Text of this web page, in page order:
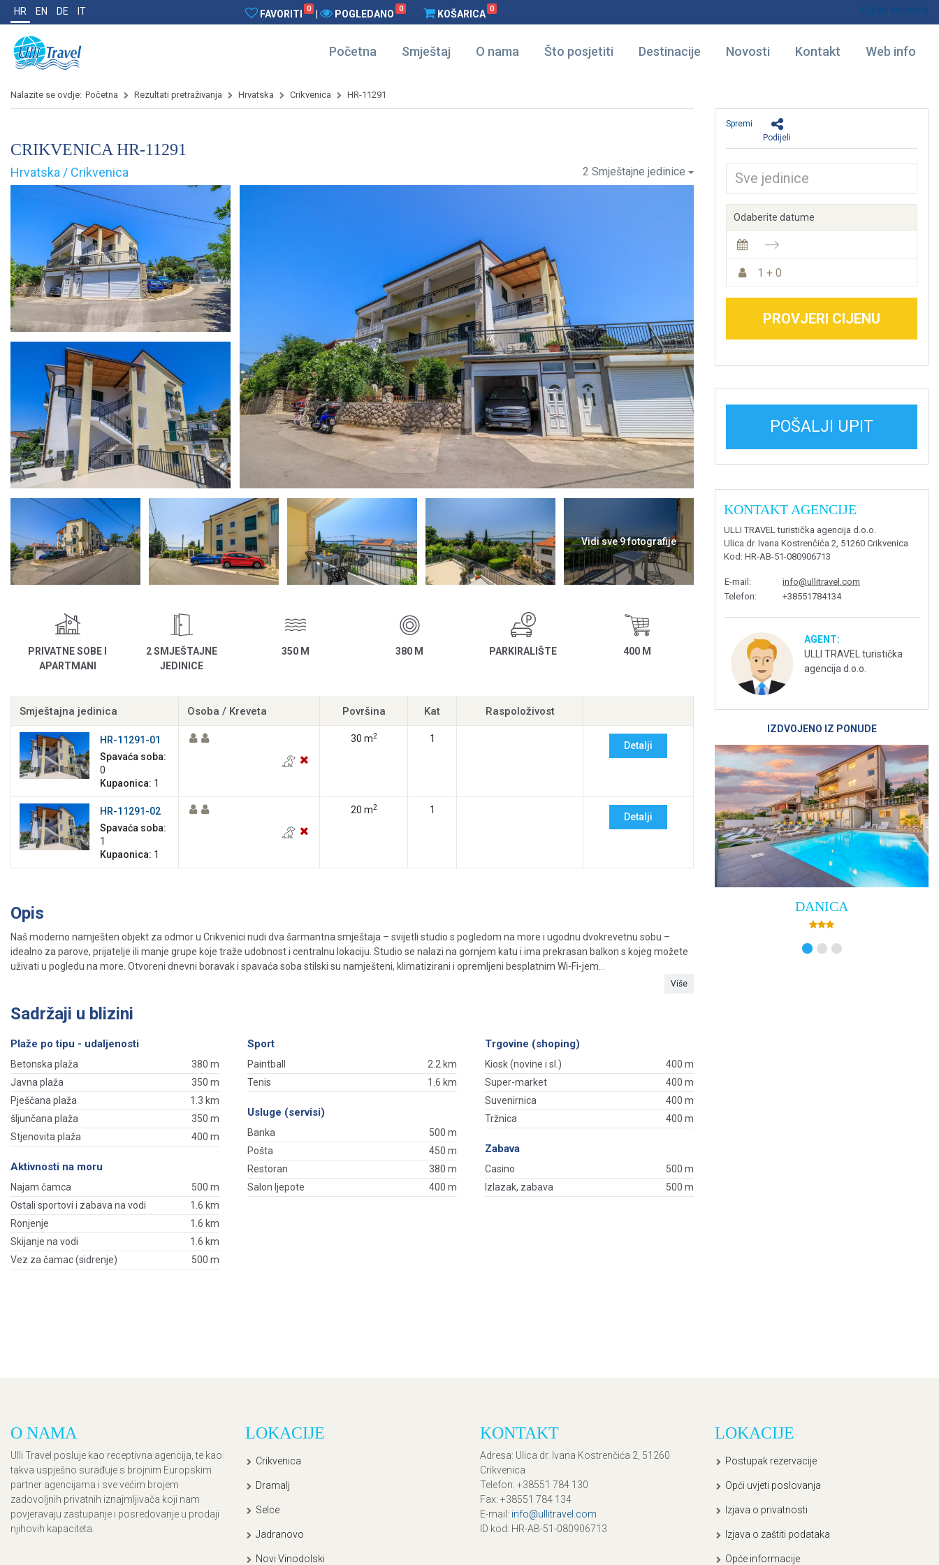
HR EN DE IT FAVORITI 0 POGLEDANO 0 KOŠARICA 0 Oglasi smještaj
Početna Smještaj O nama Što posjetiti Destinacije Novosti Kontakt Web info
Nalazite se ovdje: Početna Rezultati pretraživanja Hrvatska Crikvenica HR-11291
CRIKVENICA HR-11291
Hrvatska / Crikvenica 2 Smještajne jedinice
Vidi sve 9 fotografije
PRIVATNE SOBE I
APARTMANI
2 SMJEŠTAJNE
JEDINICE
350 M 380 M PARKIRALIŠTE 400 M
Smještajna jedinica Osoba / Kreveta Površina Kat Raspoloživost
HR-11291-01
Spavaća soba:
0
Kupaonica: 1
30 m2 1
Detalji
HR-11291-02
Spavaća soba:
1
Kupaonica: 1
20 m2 1
Detalji
Opis
Naš moderno namješten objekt za odmor u Crikvenici nudi dva šarmantna smještaja – svijetli studio s pogledom na more i ugodnu dvokrevetnu sobu –
idealno za parove, prijatelje ili manje grupe koje traže udobnost i centralnu lokaciju. Studio se nalazi na gornjem katu i ima prekrasan balkon s kojeg možete
uživati ​​u pogledu na more. Otvoreni dnevni boravak i spavaća soba stilski su namješteni, klimatizirani i opremljeni besplatnim Wi-Fi-jem...
Više
Sadržaji u blizini
Plaže po tipu - udaljenosti
Betonska plaža
380 m
Javna plaža
350 m
Pješčana plaža
1.3 km
šljunčana plaža
350 m
Stjenovita plaža
400 m
Aktivnosti na moru
Najam čamca
500 m
Ostali sportovi i zabava na vodi
1.6 km
Ronjenje
1.6 km
Skijanje na vodi
1.6 km
Vez za čamac (sidrenje)
500 m
Sport
Paintball
2.2 km
Tenis
1.6 km
Usluge (servisi)
Banka
500 m
Pošta
450 m
Restoran
380 m
Salon ljepote
400 m
Trgovine (shoping)
Kiosk (novine i sl.)
400 m
Super-market
400 m
Suvenirnica
400 m
Tržnica
400 m
Zabava
Casino
500 m
Izlazak, zabava
500 m
Podijeli
Spremi
Odaberite datume
1 + 0
PROVJERI CIJENU
POŠALJI UPIT
KONTAKT AGENCIJE
ULLI TRAVEL turistička agencija d.o.o.
Ulica dr. Ivana Kostrenčića 2, 51260 Crikvenica
Kod: HR-AB-51-080906713
E-mail:
info@ullitravel.com
Telefon: +38551784134
AGENT:
ULLI TRAVEL turistička
agencija d.o.o.
IZDVOJENO IZ PONUDE
DANICA
O NAMA
Ulli Travel posluje kao receptivna agencija, te kao
takva uspješno surađuje s brojnim Europskim
partner agencijama i sve većim brojem
zadovoljnih privatnih iznajmljivača koji nam
povjeravaju zastupanje i posredovanje u prodaji
njihovih kapaciteta.
LOKACIJE
Crikvenica
Dramalj
Selce
Jadranovo
Novi Vinodolski
KONTAKT
Adresa: Ulica dr. Ivana Kostrenčića 2, 51260
Crikvenica
Telefon: +38551 784 130
Fax: +38551 784 134
E-mail : info@ullitravel.com
ID kod: HR-AB-51-080906713
LOKACIJE
Postupak rezervacije
Opći uvjeti poslovanja
Izjava o privatnosti
Izjava o zaštiti podataka
Opće informacije